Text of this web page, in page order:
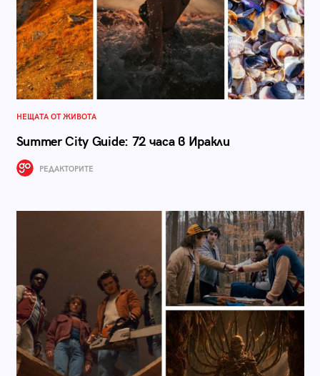
НЕЩАТА ОТ ЖИВОТА
Summer City Guide: 72 часа в Иракли
РЕДАКТОРИТЕ